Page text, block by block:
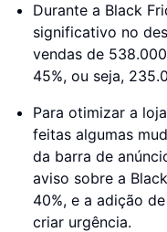
Durante a Black
significativo no
vendas de
45%, ou seja,
Para otimizar a
feitas algumas
da barra de
aviso sobre a
40%, e a adição
criar urgência.